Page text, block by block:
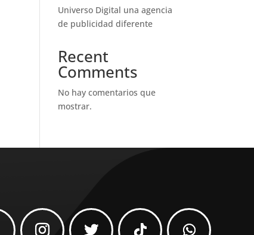
Universo Digital una agencia
de publicidad diferente
Recent
Comments
No hay comentarios que
mostrar.